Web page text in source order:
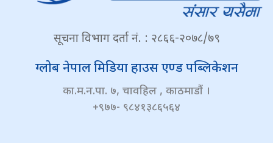
सूचना विभाग दर्ता नं. : २८६६-२०७८/७९
ग्लोब नेपाल मिडिया हाउस एण्ड पब्लिकेशन
का.म.न.पा. ७, चावहिल , काठमाडौं ।
+९७७- ९८४१३८६५६४